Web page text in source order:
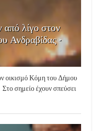
λίγο στον
Ανδραβίδας -
οικισμό Κόμη του Δήμου
σημείο έχουν σπεύσει